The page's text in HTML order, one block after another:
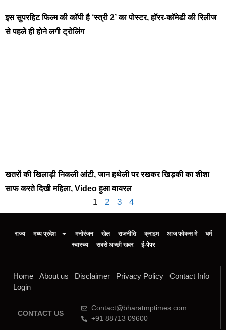
इस सुपरहिट फिल्म की कॉपी है ‘स्त्री 2’ का पोस्टर, हॉरर-कॉमेडी की रिलीज
से पहले ही होने लगी ट्रोलिंग
खतरों की खिलाड़ी निकली आंटी, जान हथेली पर रखकर खिड़की का शीशा
साफ करते दिखी महिला, Video हुआ वायरल
1 2 3 4
राज्य मध्य प्रदेश मनोरंजन खेल राजनीति क्राइम आज फोकस में
धर्म
स्वास्थ्य
सबसे अच्छी खबर ई-पेपर
Home About us Disclaimer Privacy Policy
Contact Info
Login
CONTACT US
Contact@bharatmptimes.com
+91 88713 09600